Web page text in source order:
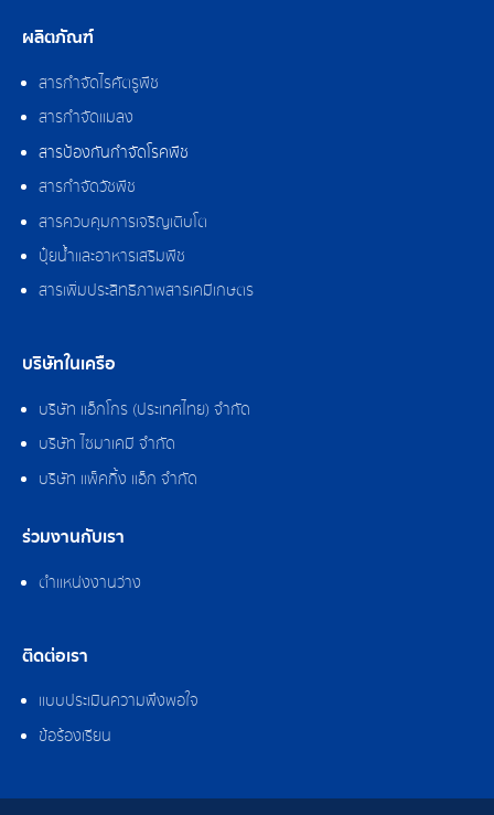
ผลิตภัณฑ์
สารกำจัดไรศัตรูพืช
สารกำจัดแมลง
สารป้องกันกำจัดโรคพืช
สารกำจัดวัชพืช
สารควบคุมการเจริญเติบโต
ปุ๋ยน้ำและอาหารเสริมพืช
สารเพิ่มประสิทธิภาพสารเคมีเกษตร
บริษัทในเครือ
บริษัท แอ็กโกร (ประเทศไทย) จำกัด
บริษัท ไซมาเคมี จำกัด
บริษัท แพ็คกิ้ง แอ็ก จำกัด
ร่วมงานกับเรา
ตำแหน่งงานว่าง
ติดต่อเรา
แบบประเมินความพึงพอใจ
ข้อร้องเรียน